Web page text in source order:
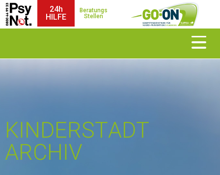
24h
HILFE
Beratungs
Stellen
KINDERSTADT
ARCHIV